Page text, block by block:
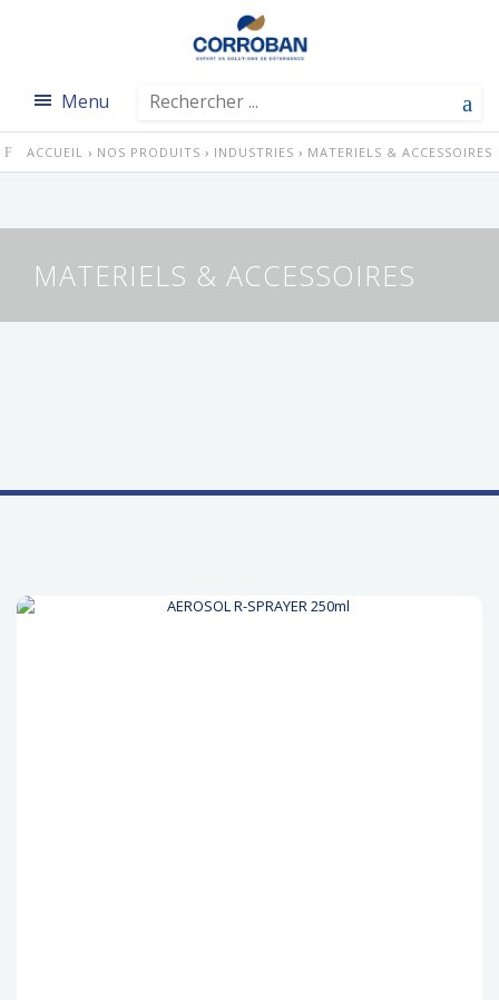
Menu
ACCUEIL › NOS PRODUITS › INDUSTRIES › MATERIELS & ACCESSOIRES
MATERIELS & ACCESSOIRES